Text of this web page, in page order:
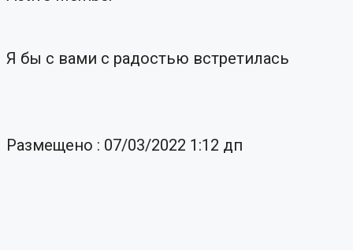
Я бы с вами с радостью встретилась
Размещено : 07/03/2022 1:12 дп